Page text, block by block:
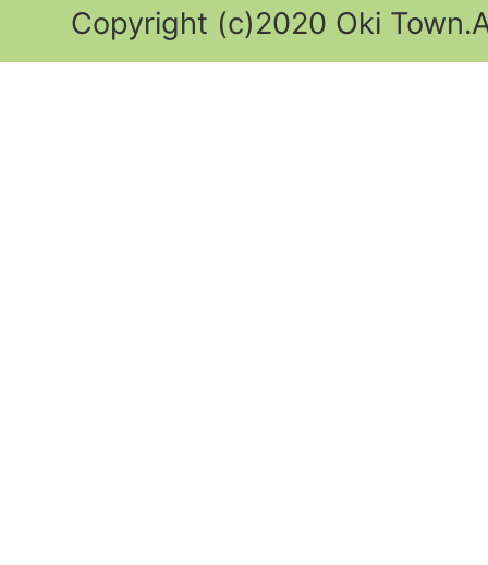
Copyright (c)2020 Oki